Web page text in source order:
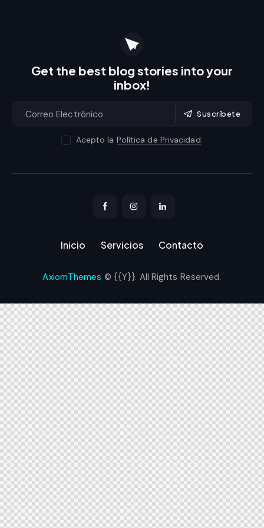
Get the best blog stories into your
inbox!
Suscríbete
Acepto la Política de Privacidad.
AxiomThemes © {{Y}}. All Rights Reserved.
Inicio Servicios Contacto